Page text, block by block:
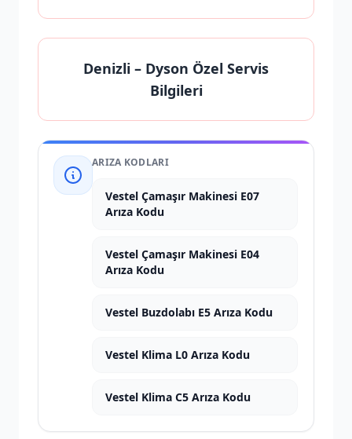
Denizli – Dyson Özel Servis
Bilgileri
ARIZA KODLARI
Vestel Çamaşır Makinesi E07
Arıza Kodu
Vestel Çamaşır Makinesi E04
Arıza Kodu
Vestel Buzdolabı E5 Arıza Kodu
Vestel Klima L0 Arıza Kodu
Vestel Klima C5 Arıza Kodu